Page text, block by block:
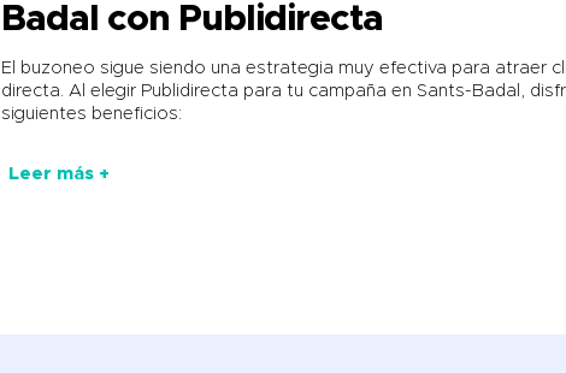
Badal con Publidirecta
El buzoneo sigue siendo una estrategia muy efectiva para atraer
directa. Al elegir Publidirecta para tu campaña en Sants-Badal,
siguientes beneficios:
Leer más +